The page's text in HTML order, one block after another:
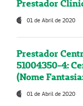
Prestador
01 de Abril de 2020
Prestador
51004350-4:
(Nome
01 de Abril de 2020